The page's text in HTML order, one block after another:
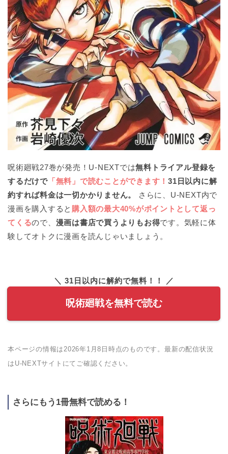
呪術廻戦27巻が発売！U-NEXTでは無料トライアル登録を
するだけで「無料」で読むことができます！31日以内に解
約すれば料金は一切かかりません。
さらに、U-NEXT内で
漫画を購入すると 購入額の最大40%がポイントとして返っ
てくるので、 漫画は書店で買うよりもお得です。気軽に体
験してオトクに漫画を読んじゃいましょう。
＼ 31日以内に解約で無料！！ ／
呪術廻戦を無料で読む
本ページの情報は2026年1月8日時点のものです。最新の配信状況
はU-NEXTサイトにてご確認ください。
さらにもう1冊無料で読める！